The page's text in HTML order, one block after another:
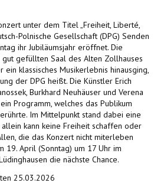
unter dem Titel „Freiheit, Liberté,
Polnische Gesellschaft (DPG) Senden
ihr Jubiläumsjahr eröffnet. Die
gefüllten Saal des Alten Zollhauses
ein klassisches Musikerlebnis hinausging,
der DPG heißt. Die Künstler Erich
Burkhard Neuhäuser und Verena
Programm, welches das Publikum
Im Mittelpunkt stand dabei eine
allein kann keine Freiheit schaffen oder
die das Konzert nicht miterleben
19. April (Sonntag) um 17 Uhr im
die nächste Chance.
25.03.2026